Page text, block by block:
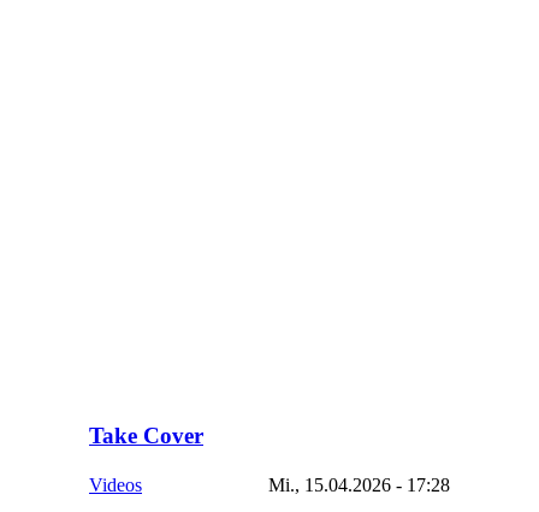
Take Cover
Videos Mi., 15.04.2026 - 17:28